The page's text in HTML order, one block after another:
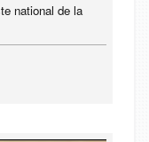
national de la